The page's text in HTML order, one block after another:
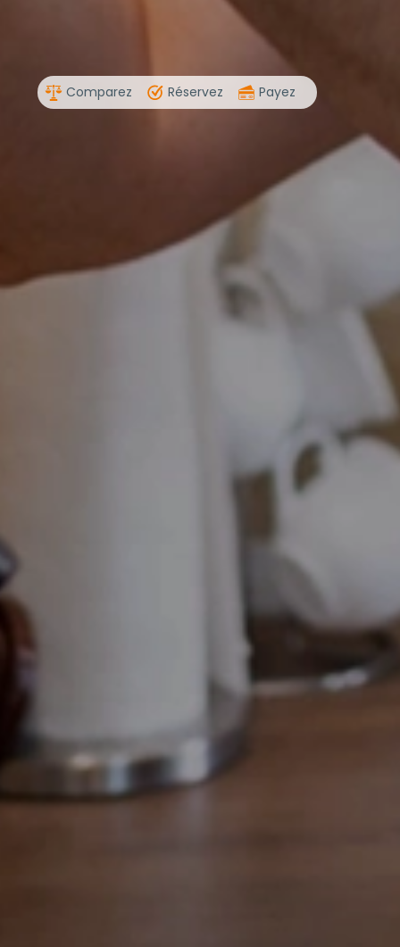
Comparez Réservez Payez